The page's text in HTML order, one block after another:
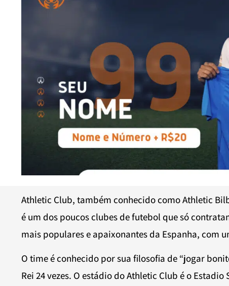
Athletic Club, também conhecido como Athletic
é um dos poucos clubes de futebol que só
mais populares e apaixonantes da Espanha, com
O time é conhecido por sua filosofia de “jogar
Rei 24 vezes. O estádio do Athletic Club é o